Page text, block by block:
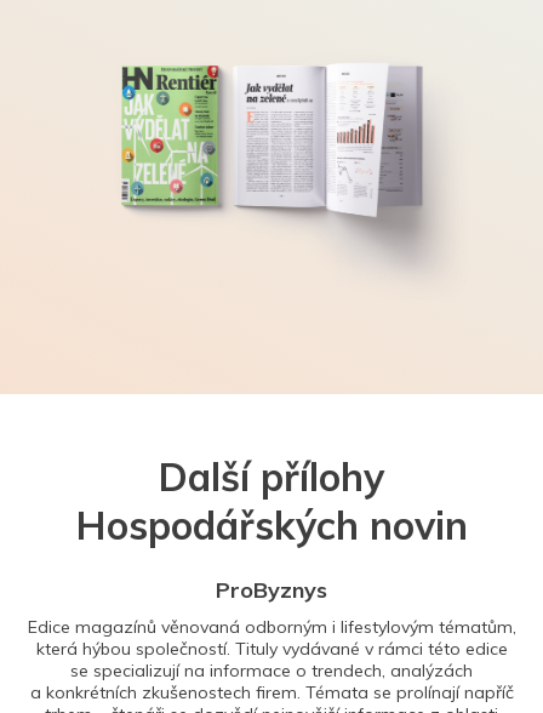
Další přílohy
Hospodářských novin
ProByznys
Edice magazínů věnovaná odborným i lifestylovým tématům,
která hýbou společností. Tituly vydávané v rámci této edice
se specializují na informace o trendech, analýzách
a konkrétních zkušenostech firem. Témata se prolínají napříč